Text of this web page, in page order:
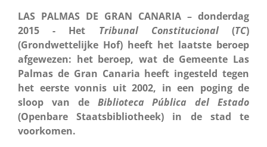
LAS PALMAS DE GRAN CANARIA – donderdag
2015 - Het Tribunal Constitucional(TC)
(Grondwettelijke Hof) heeft het laatste beroep
afgewezen: het beroep, wat de Gemeente Las
Palmas de Gran Canaria heeft ingesteld tegen
het eerste vonnis uit 2002, in een poging de
sloop van de Biblioteca Pública del Estado
(Openbare Staatsbibliotheek) in de stad te
voorkomen.